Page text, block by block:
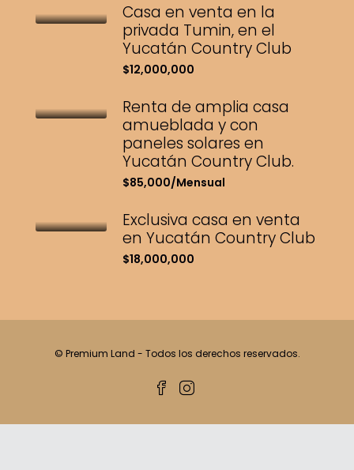
Casa en venta en la
privada Tumin, en el
Yucatán Country Club
$12,000,000
Renta de amplia casa
amueblada y con
paneles solares en
Yucatán Country Club.
$85,000/Mensual
Exclusiva casa en venta
en Yucatán Country Club
$18,000,000
© Premium Land - Todos los derechos reservados.